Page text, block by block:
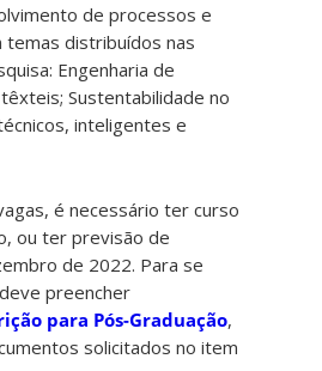
de processos e
distribuídos nas
Engenharia de
Sustentabilidade no
inteligentes e
é necessário ter curso
ou ter previsão de
de 2022. Para se
preencher
para Pós-Graduação,
solicitados no item